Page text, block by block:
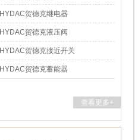
HYDAC贺德克继电器
HYDAC贺德克液压阀
HYDAC贺德克接近开关
HYDAC贺德克蓄能器
查看更多+